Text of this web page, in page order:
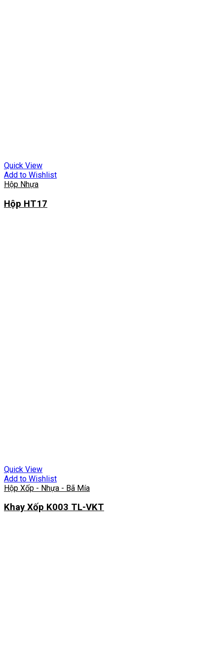
Quick View
Add to Wishlist
Hộp Nhựa
Hộp HT17
Quick View
Add to Wishlist
Hộp Xốp - Nhựa - Bã Mía
Khay Xốp K003 TL-VKT